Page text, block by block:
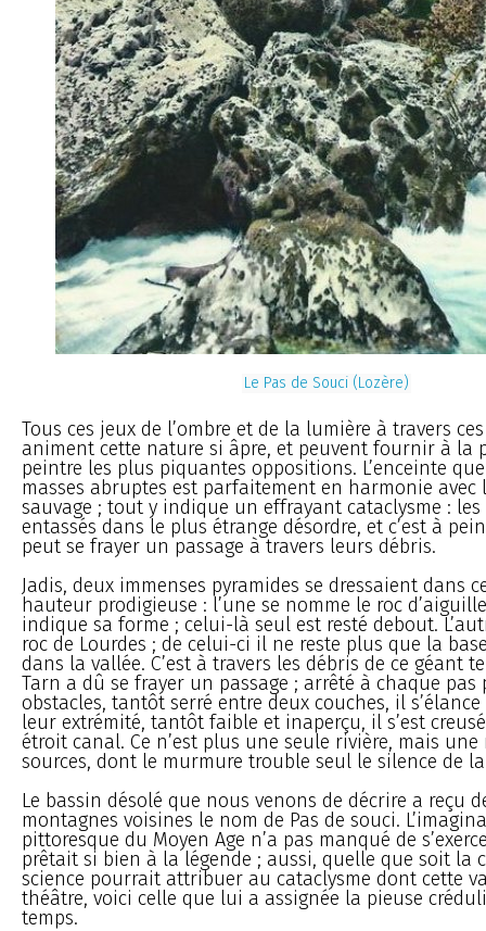
Le Pas de Souci (Lozère)
Tous ces jeux de l’ombre et de la lumière à travers
animent cette nature si âpre, et peuvent fournir à la
peintre les plus piquantes oppositions. L’enceinte
masses abruptes est parfaitement en harmonie avec
sauvage ; tout y indique un effrayant cataclysme :
entassés dans le plus étrange désordre, et c’est à
peut se frayer un passage à travers leurs débris.
Jadis, deux immenses pyramides se dressaient dans
hauteur prodigieuse : l’une se nomme le roc
indique sa forme ; celui-là seul est resté debout.
roc de Lourdes ; de celui-ci il ne reste plus que la
dans la vallée. C’est à travers les débris de ce géant
Tarn a dû se frayer un passage ; arrêté à chaque pas
obstacles, tantôt serré entre deux couches, il s’élance
leur extrémité, tantôt faible et inaperçu, il s’est
étroit canal. Ce n’est plus une seule rivière, mais
sources, dont le murmure trouble seul le silence de
Le bassin désolé que nous venons de décrire a reçu
montagnes voisines le nom de Pas de souci.
pittoresque du Moyen Age n’a pas manqué de
prêtait si bien à la légende ; aussi, quelle que soit la
science pourrait attribuer au cataclysme dont cette
théâtre, voici celle que lui a assignée la pieuse
temps.